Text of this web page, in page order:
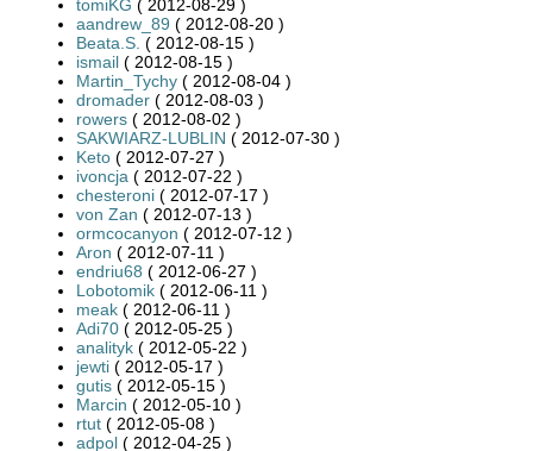
tomiKG ( 2012-08-29 )
aandrew_89 ( 2012-08-20 )
Beata.S. ( 2012-08-15 )
ismail ( 2012-08-15 )
Martin_Tychy ( 2012-08-04 )
dromader ( 2012-08-03 )
rowers ( 2012-08-02 )
SAKWIARZ-LUBLIN ( 2012-07-30 )
Keto ( 2012-07-27 )
ivoncja ( 2012-07-22 )
chesteroni ( 2012-07-17 )
von Zan ( 2012-07-13 )
ormcocanyon ( 2012-07-12 )
Aron ( 2012-07-11 )
endriu68 ( 2012-06-27 )
Lobotomik ( 2012-06-11 )
meak ( 2012-06-11 )
Adi70 ( 2012-05-25 )
analityk ( 2012-05-22 )
jewti ( 2012-05-17 )
gutis ( 2012-05-15 )
Marcin ( 2012-05-10 )
rtut ( 2012-05-08 )
adpol ( 2012-04-25 )